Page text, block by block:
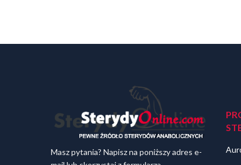
Masz pytania? Napisz na poniższy adres e-